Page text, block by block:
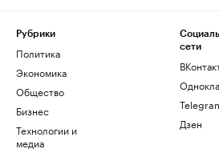
Рубрики
Политика
Экономика
Общество
Бизнес
Технологии и
медиа
сети
Дзен